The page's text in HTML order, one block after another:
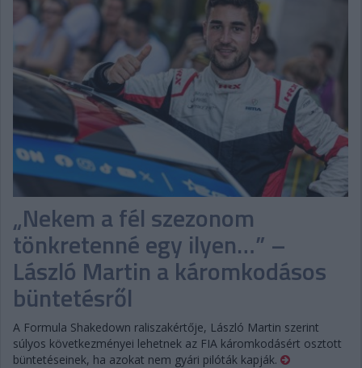
PODCAST
SHOP
LIVE
TIPPJÁTÉK
DIGITÁLIS MAGAZIN
PONTÁLLÁSOK
VERSENYNAPTÁRAK
„Nekem a fél szezonom
tönkretenné egy ilyen…” –
László Martin a káromkodásos
büntetésről
A Formula Shakedown raliszakértője, László Martin szerint
súlyos következményei lehetnek az FIA káromkodásért osztott
büntetéseinek, ha azokat nem gyári pilóták kapják.